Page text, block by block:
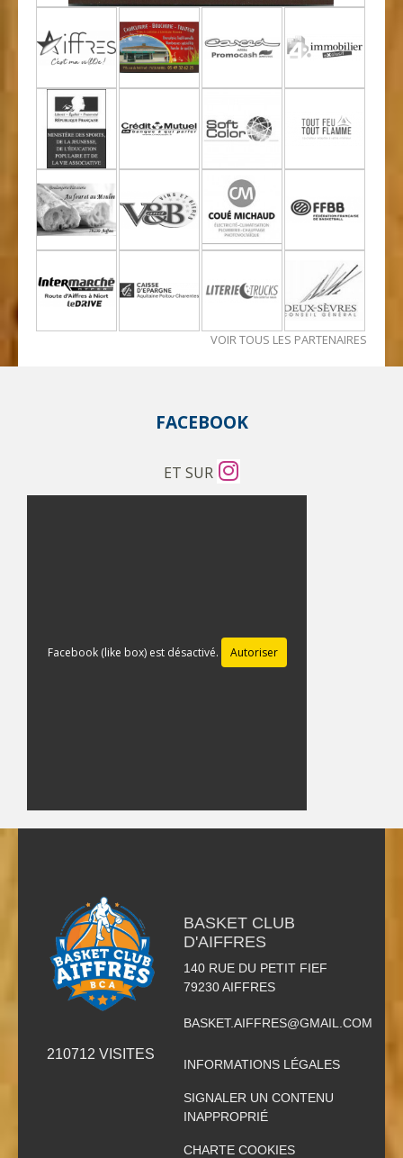
VOIR TOUS LES PARTENAIRES
FACEBOOK
ET SUR
Facebook (like box) est désactivé. Autoriser
210712 VISITES
BASKET CLUB
D'AIFFRES
140 RUE DU PETIT FIEF
79230AIFFRES
BASKET.AIFFRES@GMAIL.COM
INFORMATIONS LÉGALES
SIGNALER UN CONTENU
INAPPROPRIÉ
CHARTE COOKIES